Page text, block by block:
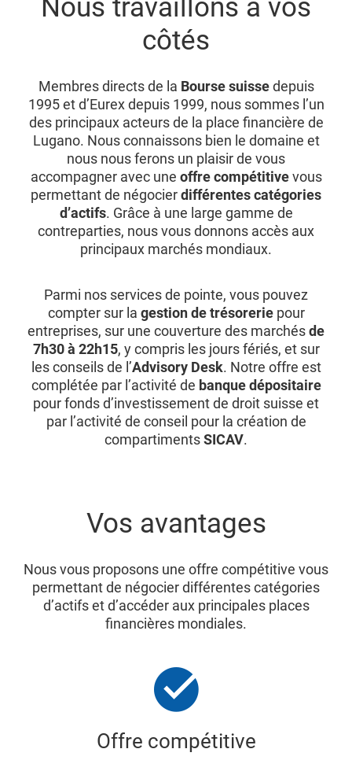
Nous travaillons à vos
côtés
Membres directs de la Bourse suissedepuis
1995 et d’Eurex depuis 1999, nous sommes l’un
des principaux acteurs de la place financière de
Lugano. Nous connaissons bien le domaine et
nous nous ferons un plaisir de vous
accompagner avec une offre compétitivevous
permettant de négocierdifférentes catégories
d’actifs. Grâce à une large gamme de
contreparties, nous vous donnons accès aux
principaux marchés mondiaux.
Parmi nos services de pointe, vous pouvez
compter sur la gestion de trésoreriepour
entreprises, sur une couverture des marchésde
7h30 à 22h15, y compris les jours fériés, et sur
les conseils de l’Advisory Desk. Notre offre est
complétée par l’activité de banque dépositaire
pour fonds d’investissement de droit suisse et
par l’activité de conseil pour la création de
compartimentsSICAV.
Vos avantages
Nous vous proposons une offre compétitive vous
permettant de négocier différentes catégories
d’actifs et d’accéder aux principales places
financières mondiales.
Offre compétitive